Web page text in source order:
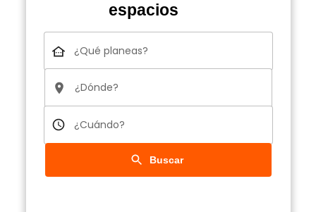
espacios
¿Qué planeas?
¿Dónde?
¿Cuándo?
Buscar